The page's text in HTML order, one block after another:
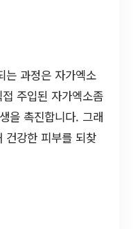
는 과정은 자가엑소
주입된 자가엑소좀
을 촉진합니다. 그래
건강한 피부를 되찾